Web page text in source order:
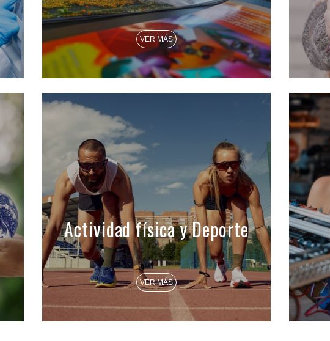
VER MÁS
Actividad física y Deporte
VER MÁS